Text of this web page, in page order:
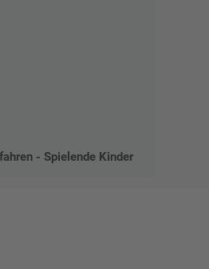
- Spielende Kinder